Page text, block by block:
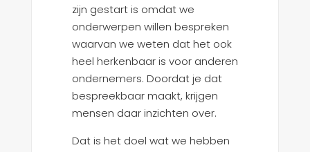
zijn gestart is omdat we
onderwerpen willen bespreken
waarvan we weten dat het ook
heel herkenbaar is voor anderen
ondernemers. Doordat je dat
bespreekbaar maakt, krijgen
mensen daar inzichten over.
Dat is het doel wat we hebben